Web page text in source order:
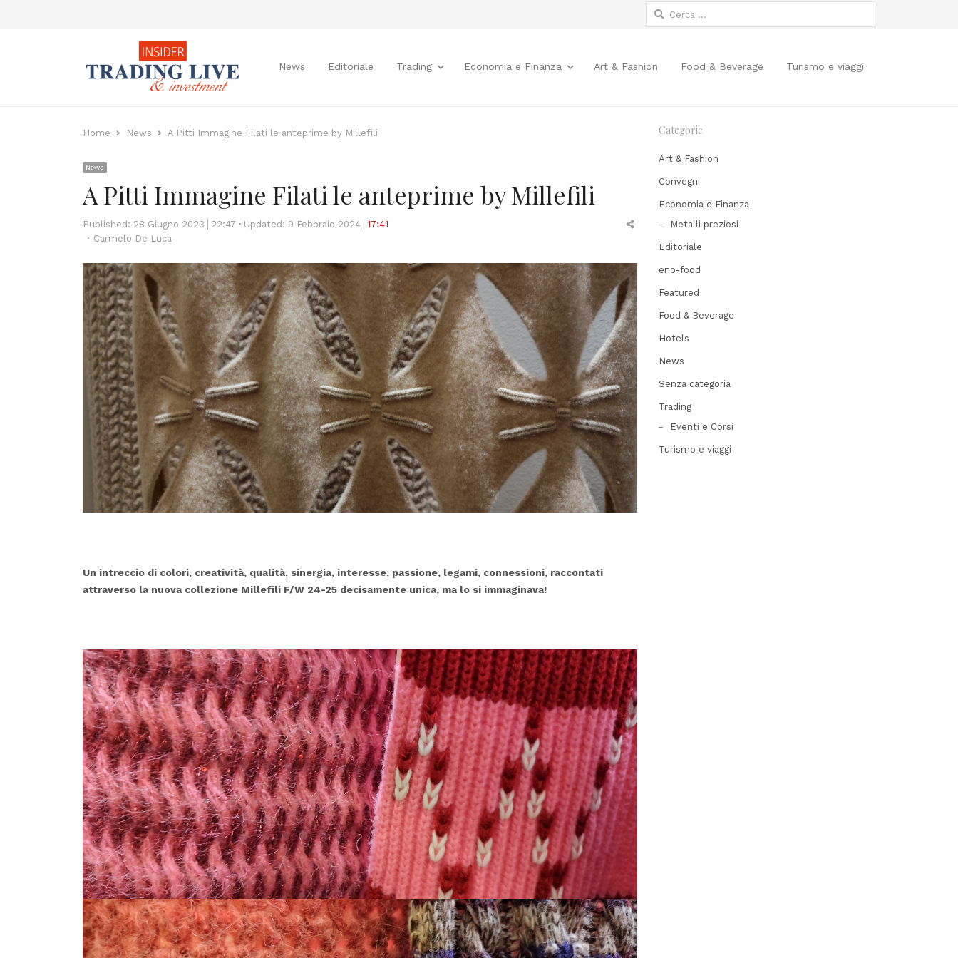
Ricerca
per:
News Editoriale Trading Economia e Finanza Art & Fashion Food & Beverage Turismo e viaggi
Home News A Pitti Immagine Filati le anteprime by Millefili
News
A Pitti Immagine Filati le anteprime by Millefili
Published: 28 Giugno 2023 22:47 Updated: 9 Febbraio 2024 17:41
Author
Carmelo De Luca
Share
Un intreccio di colori, creatività, qualità, sinergia, interesse, passione, legami, connessioni, raccontati
attraverso la nuova collezione Millefili F/W 24-25 decisamente unica, ma lo si immaginava!
Categorie
Art & Fashion
Convegni
Economia e Finanza
Metalli preziosi
Editoriale
eno-food
Featured
Food & Beverage
Hotels
News
Senza categoria
Trading
Eventi e Corsi
Turismo e viaggi